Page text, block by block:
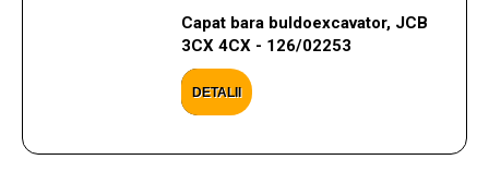
Capat bara buldoexcavator, JCB
3CX 4CX - 126/02253
DETALII